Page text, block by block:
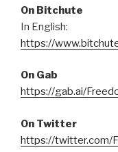
On Bitchute
In English:
https://
On Gab
https://gab.ai/
On Twitter
https://twitter.com/